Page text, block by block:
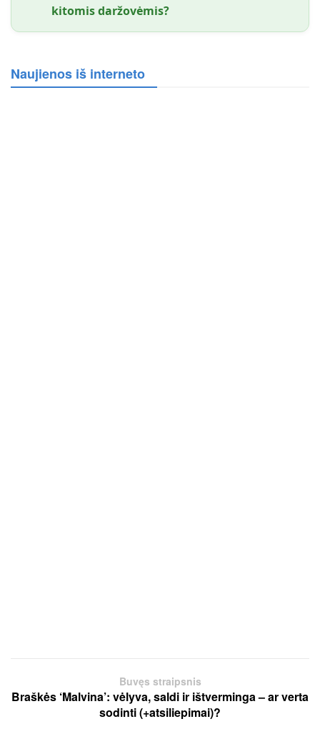
kitomis daržovėmis?
Naujienos iš interneto
Buvęs straipsnis
Braškės ‘Malvina’: vėlyva, saldi ir ištverminga – ar verta
sodinti (+atsiliepimai)?